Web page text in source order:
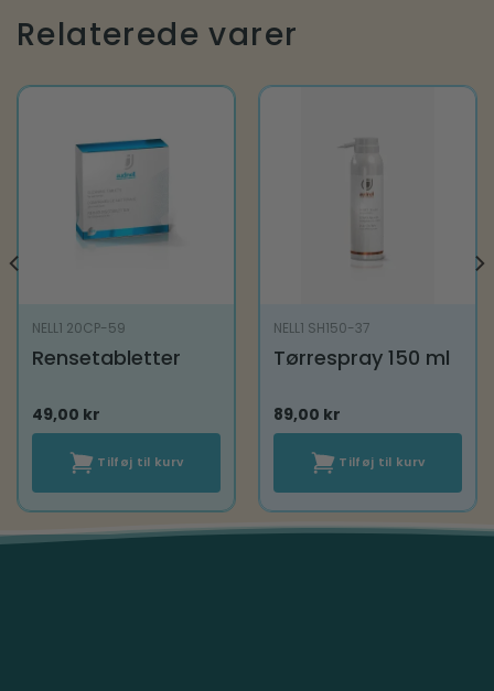
Relaterede varer
NELL1 20CP-59
Rensetabletter
49,00 kr
Tilføj til kurv
NELL1 SH150-37
Tørrespray 150 ml
89,00 kr
Tilføj til kurv